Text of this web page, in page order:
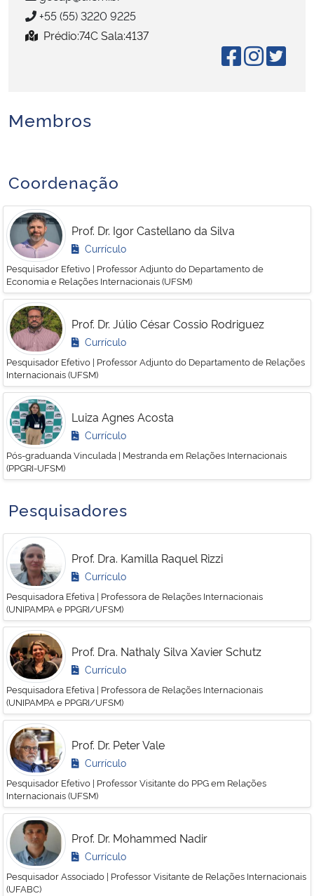
Secretaria-Geral
Banco Central do Brasil
Planalto
+55 (55) 3220 9225
Prédio:74C Sala:4137
Membros
Coordenação
Prof. Dr. Igor Castellano da Silva
Currículo
Pesquisador Efetivo | Professor Adjunto do Departamento de
Economia e Relações Internacionais (UFSM)
Prof. Dr. Júlio César Cossio Rodriguez
Currículo
Pesquisador Efetivo | Professor Adjunto do Departamento de Relações
Internacionais (UFSM)
Luiza Agnes Acosta
Currículo
Pós-graduanda Vinculada | Mestranda em Relações Internacionais
(PPGRI-UFSM)
Pesquisadores
Prof. Dra. Kamilla Raquel Rizzi
Currículo
Pesquisadora Efetiva | Professora de Relações Internacionais
(UNIPAMPA e PPGRI/UFSM)
Prof. Dra. Nathaly Silva Xavier Schutz
Currículo
Pesquisadora Efetiva | Professora de Relações Internacionais
(UNIPAMPA e PPGRI/UFSM)
Prof. Dr. Peter Vale
Currículo
Pesquisador Efetivo | Professor Visitante do PPG em Relações
Internacionais (UFSM)
Prof. Dr. Mohammed Nadir
Currículo
Pesquisador Associado | Professor Visitante de Relações Internacionais
(UFABC)